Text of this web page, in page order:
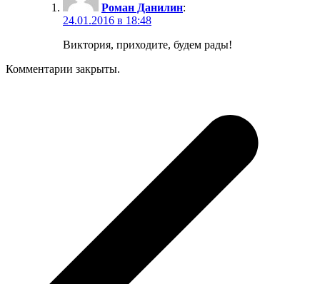
Роман Данилин:
24.01.2016 в 18:48
Виктория, приходите, будем рады!
Комментарии закрыты.